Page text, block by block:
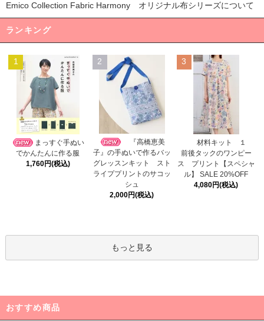
Emico Collection Fabric Harmony オリジナル布シリーズについて
ランキング
1
まっすぐ手ぬい
でかんたんに作る服
1,760円(税込)
2
『高橋恵美
子』の手ぬいで作るバッ
グレッスンキット スト
ライププリントのサコッ
シュ
2,000円(税込)
3
材料キット １
前後タックのワンピー
ス プリント【スペシャ
ル】 SALE 20%OFF
4,080円(税込)
もっと見る
おすすめ商品